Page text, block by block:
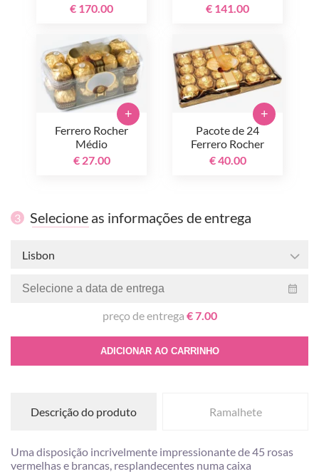
€ 170.00
€ 141.00
Ferrero Rocher
Médio
€ 27.00
+
Pacote de 24
Ferrero Rocher
€ 40.00
+
3 Selecione as informações de entrega
Lisbon
preço de entrega € 7.00
ADICIONAR AO CARRINHO
Descrição do produto Ramalhete
Uma disposição incrivelmente impressionante de 45 rosas
vermelhas e brancas, resplandecentes numa caixa